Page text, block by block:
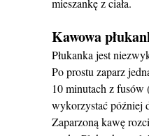
mieszankę z ciała.
Kawowa
Płukanka jest
Po prostu zaparz
10 minutach z fusów
wykorzystać później
Zaparzoną kawę